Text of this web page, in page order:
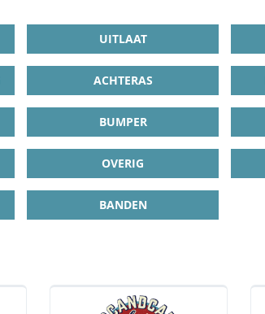
UITLAAT
ACHTERAS
BUMPER
OVERIG
BANDEN